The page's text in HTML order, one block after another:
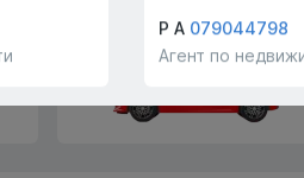
Р А 079044798
Агент по